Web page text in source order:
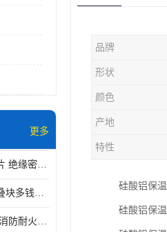
更多
半标毯保温隔热垫片 绝缘密封垫片
含锆毯陶瓷纤维折叠块多钱一立方 硅酸铝模块
贵阳硅酸铝纤维棉 消防耐火卷材
品牌
形状
颜色
产地
特性
硅酸铝保
硅酸铝保